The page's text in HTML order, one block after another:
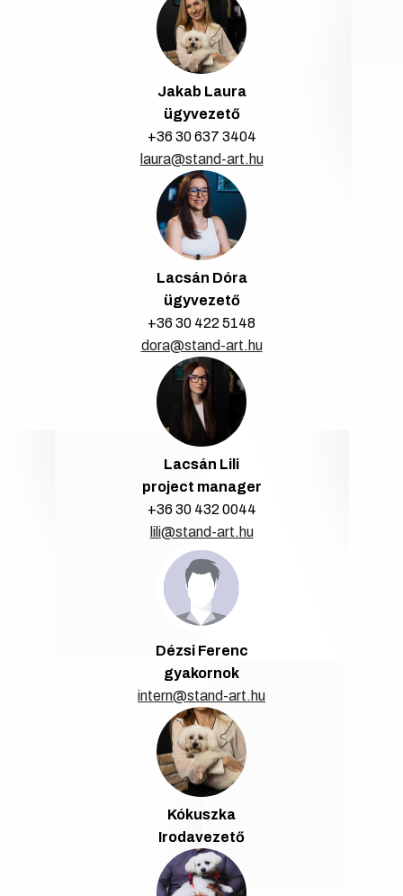
Jakab Laura
ügyvezető
+36 30 637 3404
laura@stand-art.hu
Lacsán Dóra
ügyvezető
+36 30 422 5148
dora@stand-art.hu
Lacsán Lili
project manager
+36 30 432 0044
lili@stand-art.hu
Dézsi Ferenc
gyakornok
intern@stand-art.hu
Kókuszka
Irodavezető